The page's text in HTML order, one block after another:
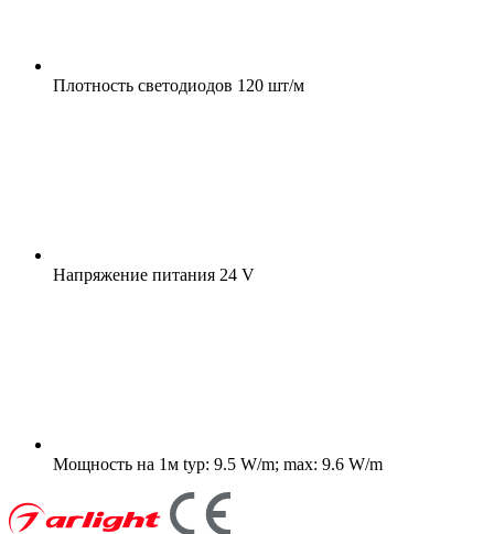
Плотность светодиодов 120 шт/м
Напряжение питания 24 V
Мощность на 1м typ: 9.5 W/m; max: 9.6 W/m